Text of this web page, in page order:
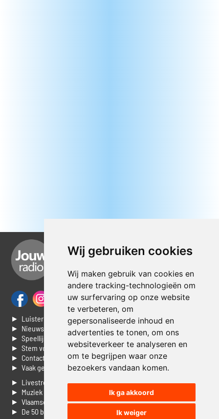
Wij gebruiken cookies
Wij maken gebruik van cookies en
andere tracking-technologieën om
uw surfervaring op onze website
te verbeteren, om
gepersonaliseerde inhoud en
advertenties te tonen, om ons
websiteverkeer te analyseren en
om te begrijpen waar onze
bezoekers vandaan komen.
Ik ga akkoord
Ik weiger
► Luisteren naar Jouwradio
► Nieuws
► Speellijst
► Stem voor de Dag top 3
► Contacteer ons
► Vaak gestelde vragen
► Livestream informatie
► Muziek opzoeken
► Vlaamse 100 Aller tijden
► De 50 beste van...